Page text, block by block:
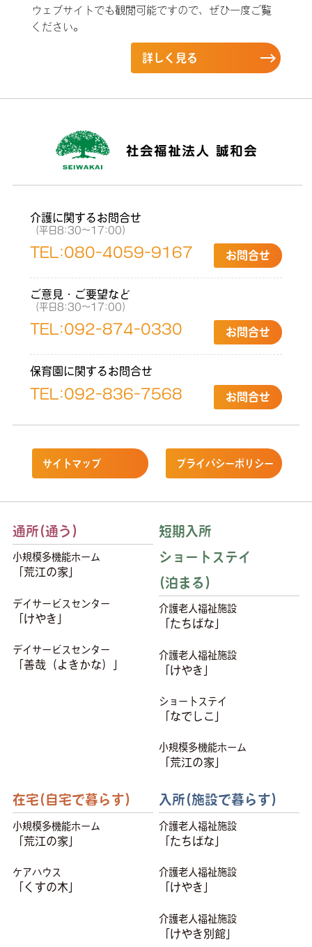
ウェブサイトでも観閲可能ですので、ぜひ一度ご覧
ください。
詳しく見る
介護に関するお問合せ
（平日8:30〜17:00）
TEL:080-4059-9167 お問合せ
ご意見・ご要望など
（平日8:30〜17:00）
TEL:092-874-0330 お問合せ
保育園に関するお問合せ
TEL:092-836-7568 お問合せ
サイトマップ プライバシーポリシー
通所(通う)
小規模多機能ホーム
「荒江の家」
デイサービスセンター
「けやき」
デイサービスセンター
「善哉（よきかな）」
短期入所
ショートステイ
(泊まる)
介護老人福祉施設
「たちばな」
介護老人福祉施設
「けやき」
ショートステイ
「なでしこ」
小規模多機能ホーム
「荒江の家」
在宅(自宅で暮らす)
小規模多機能ホーム
「荒江の家」
ケアハウス
「くすの木」
入所(施設で暮らす)
介護老人福祉施設
「たちばな」
介護老人福祉施設
「けやき」
介護老人福祉施設
「けやき別館」